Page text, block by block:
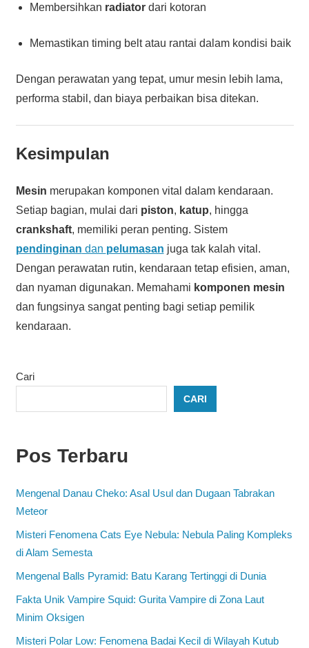
Membersihkan radiatordari kotoran
Memastikan timing belt atau rantai dalam kondisi baik
Dengan perawatan yang tepat, umur mesin lebih lama,
performa stabil, dan biaya perbaikan bisa ditekan.
Kesimpulan
Mesin merupakan komponen vital dalam kendaraan.
Setiap bagian, mulai dari piston, katup, hingga
crankshaft, memiliki peran penting. Sistem
pendinginan dan pelumasan juga tak kalah vital.
Dengan perawatan rutin, kendaraan tetap efisien, aman,
dan nyaman digunakan. Memahami komponen mesin
dan fungsinya sangat penting bagi setiap pemilik
kendaraan.
Cari
CARI
Pos Terbaru
Mengenal Danau Cheko: Asal Usul dan Dugaan Tabrakan
Meteor
Misteri Fenomena Cats Eye Nebula: Nebula Paling Kompleks
di Alam Semesta
Mengenal Balls Pyramid: Batu Karang Tertinggi di Dunia
Fakta Unik Vampire Squid: Gurita Vampire di Zona Laut
Minim Oksigen
Misteri Polar Low: Fenomena Badai Kecil di Wilayah Kutub